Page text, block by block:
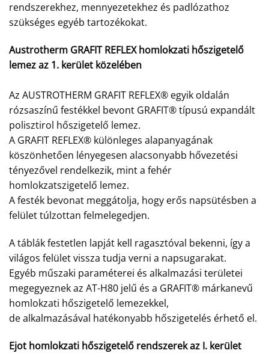
rendszerekhez, mennyezetekhez és padlózathoz
szükséges egyéb tartozékokat.
Austrotherm GRAFIT REFLEX homlokzati hőszigetelő
lemez az 1. kerület közelében
Az AUSTROTHERM GRAFIT REFLEX® egyik oldalán
rózsaszínű festékkel bevont GRAFIT® típusú expandált
polisztirol hőszigetelő lemez.
A GRAFIT REFLEX® különleges alapanyagának
köszönhetően lényegesen alacsonyabb hővezetési
tényezővel rendelkezik, mint a fehér
homlokzatszigetelő lemez.
A festék bevonat meggátolja, hogy erős napsütésben a
felület túlzottan felmelegedjen.
A táblák festetlen lapját kell ragasztóval bekenni, így a
világos felület vissza tudja verni a napsugarakat.
Egyéb műszaki paraméterei és alkalmazási területei
megegyeznek az AT-H80 jelű és a GRAFIT® márkanevű
homlokzati hőszigetelő lemezekkel,
de alkalmazásával hatékonyabb hőszigetelés érhető el.
Ejot homlokzati hőszigetelő rendszerek az I. kerület